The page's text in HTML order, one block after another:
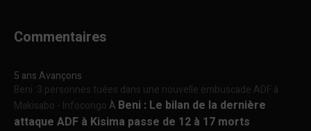
Commentaires
5 ans Avançons
Beni :3 personnes tuées dans une nouvelle embuscade ADF à
Makisabo - InfocongoÀ Beni : Le bilan de la dernière
attaque ADF à Kisima passe de 12 à 17 morts